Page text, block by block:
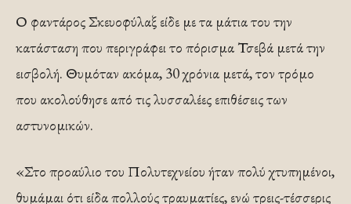
Ο φαντάρος Σκευοφύλαξ είδε με τα μάτια του την
κατάσταση που περιγράφει το πόρισμα Τσεβά μετά την
εισβολή. Θυμόταν ακόμα, 30 χρόνια μετά, τον τρόμο
που ακολούθησε από τις λυσσαλέες επιθέσεις των
αστυνομικών.
«Στο προαύλιο του Πολυτεχνείου ήταν πολύ χτυπημένοι,
θυμάμαι ότι είδα πολλούς τραυματίες, ενώ τρεις-τέσσερις